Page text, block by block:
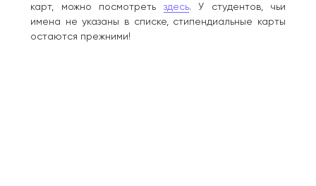
карт, можно посмотреть здесь. У студентов, чьи
имена не указаны в списке, стипендиальные карты
остаются прежними!